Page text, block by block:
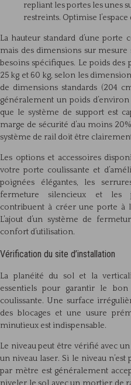
repliant les portes les unes
restreints. Optimise
La hauteur standard d’une porte
mais des dimensions sur mesure
besoins spécifiques. Le poids
25 kg et 60 kg, selon les
de dimensions standards (204
généralement un poids
que le système de support est
marge de sécurité d’au moins
système de rail doit être
Les options et accessoires
votre porte coulissante et
poignées élégantes, les
fermeture silencieux et les
contribuent à créer une porte à
L’ajout d’un système de
confort d’utilisation.
Vérification du site d’installation
La planéité du sol et la
essentiels pour garantir le
coulissante. Une surface
des blocages et une usure
minutieux est indispensable.
Le niveau peut être vérifié avec
un niveau laser. Si le niveau
par mètre est généralement